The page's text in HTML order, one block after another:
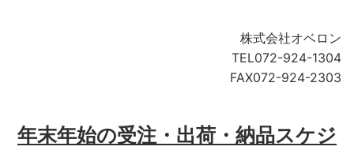
株式会社オベロン
TEL072-924-1304
FAX072-924-2303
年末年始の受注・出荷・納品スケジ